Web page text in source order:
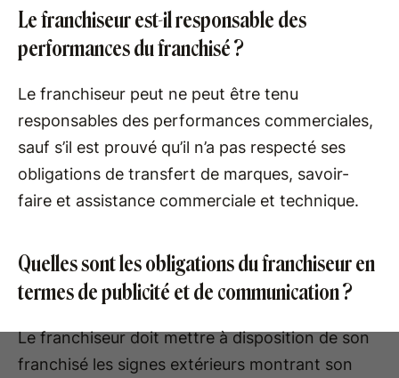
Le franchiseur est-il responsable des
performances du franchisé ?
Le franchiseur peut ne peut être tenu
responsables des performances commerciales,
sauf s’il est prouvé qu’il n’a pas respecté ses
obligations de transfert de marques, savoir-
faire et assistance commerciale et technique.
Quelles sont les obligations du franchiseur en
termes de publicité et de communication ?
Le franchiseur doit mettre à disposition de son
franchisé les signes extérieurs montrant son